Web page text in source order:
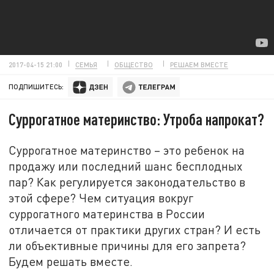
2017-04-15 21:00 СЕМЬЯ ОБЩЕСТВО РЕШАЕМ ВМЕСТЕ
ПОДПИШИТЕСЬ:
Суррогатное материнство: Утроба напрокат?
Суррогатное материнство – это ребенок на
продажу или последний шанс бесплодных
пар? Как регулируется законодательство в
этой сфере? Чем ситуация вокруг
суррогатного материнства в России
отличается от практики других стран? И есть
ли объективные причины для его запрета?
Будем решать вместе.